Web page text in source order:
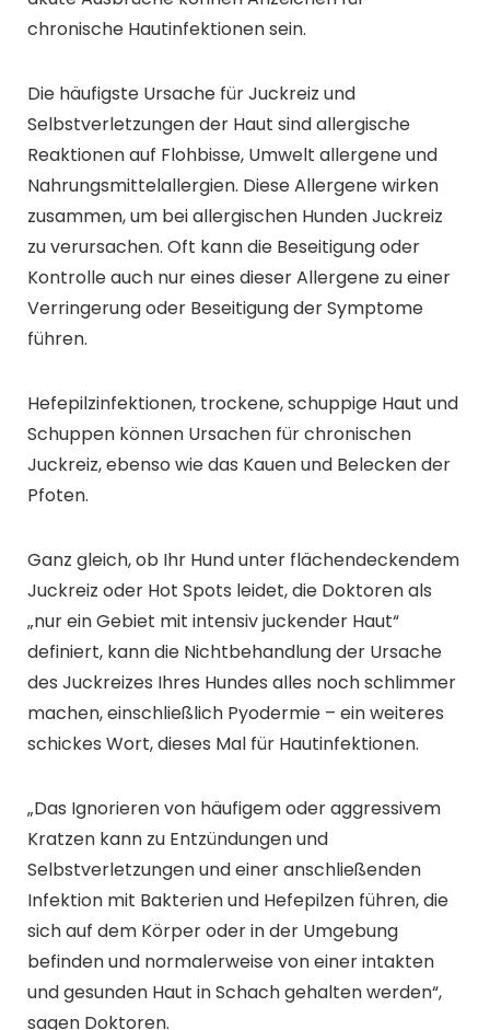
chronische Hautinfektionen sein.
Die häufigste Ursache für Juckreiz und
Selbstverletzungen der Haut sind allergische
Reaktionen auf Flohbisse, Umwelt allergene und
Nahrungsmittelallergien. Diese Allergene wirken
zusammen, um bei allergischen Hunden Juckreiz
zu verursachen. Oft kann die Beseitigung oder
Kontrolle auch nur eines dieser Allergene zu einer
Verringerung oder Beseitigung der Symptome
führen.
Hefepilzinfektionen, trockene, schuppige Haut und
Schuppen können Ursachen für chronischen
Juckreiz, ebenso wie das Kauen und Belecken der
Pfoten.
Ganz gleich, ob Ihr Hund unter flächendeckendem
Juckreiz oder Hot Spots leidet, die Doktoren als
„nur ein Gebiet mit intensiv juckender Haut“
definiert, kann die Nichtbehandlung der Ursache
des Juckreizes Ihres Hundes alles noch schlimmer
machen, einschließlich Pyodermie – ein weiteres
schickes Wort, dieses Mal für Hautinfektionen.
„Das Ignorieren von häufigem oder aggressivem
Kratzen kann zu Entzündungen und
Selbstverletzungen und einer anschließenden
Infektion mit Bakterien und Hefepilzen führen, die
sich auf dem Körper oder in der Umgebung
befinden und normalerweise von einer intakten
und gesunden Haut in Schach gehalten werden“,
sagen Doktoren.